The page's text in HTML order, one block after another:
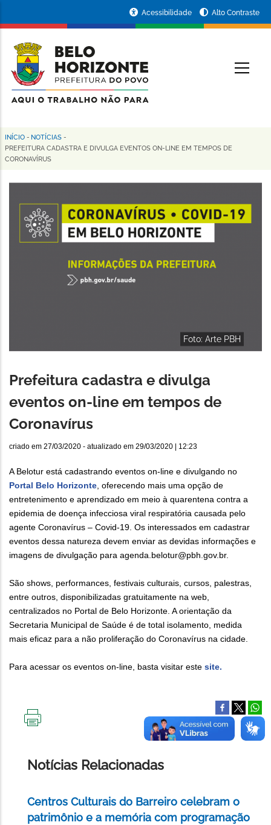
conteúdo
principal
da
Prefeitura
de
Horizonte
Acessibilidade Alto Contraste
Trilha
de
navegação
INÍCIO - NOTÍCIAS -
PREFEITURA CADASTRA E DIVULGA EVENTOS ON-LINE EM TEMPOS DE
CORONAVÍRUS
Foto: Arte PBH
Prefeitura cadastra e divulga
eventos on-line em tempos de
Coronavírus
criado em 27/03/2020 - atualizado em 29/03/2020 | 12:23
A Belotur está cadastrando eventos on-line e divulgando no
Portal Belo Horizonte, oferecendo mais uma opção de
entretenimento e aprendizado em meio à quarentena contra a
epidemia de doença infecciosa viral respiratória causada pelo
agente Coronavírus – Covid-19. Os interessados em cadastrar
eventos dessa natureza devem enviar as devidas informações e
imagens de divulgação para agenda.belotur@pbh.gov.br.
São shows, performances, festivais culturais, cursos, palestras,
entre outros, disponibilizadas gratuitamente na web,
centralizados no Portal de Belo Horizonte. A orientação da
Secretaria Municipal de Saúde é de total isolamento, medida
mais eficaz para a não proliferação do Coronavírus na cidade.
Para acessar os eventos on-line, basta visitar este site.
Notícias Relacionadas
Centros Culturais do Barreiro celebram o
patrimônio e a memória com programação